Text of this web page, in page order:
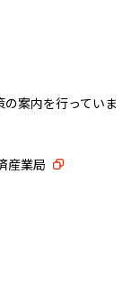
案内を行っていま
産業局